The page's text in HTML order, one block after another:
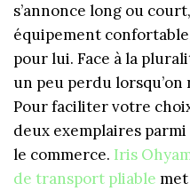
s’annonce long ou
équipement
pour lui. Face à la
un peu perdu lorsqu’on
Pour faciliter votre
deux exemplaires
le commerce. Iris
de transport pliable met